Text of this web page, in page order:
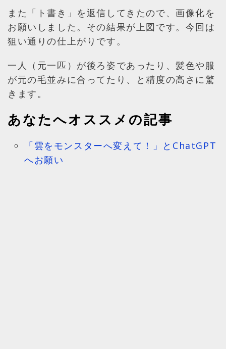
また「ト書き」を返信してきたので、画像化を
お願いしました。その結果が上図です。今回は
狙い通りの仕上がりです。
一人（元一匹）が後ろ姿であったり、髪色や服
が元の毛並みに合ってたり、と精度の高さに驚
きます。
あなたへオススメの記事
「雲をモンスターへ変えて！」とChatGPT
へお願い